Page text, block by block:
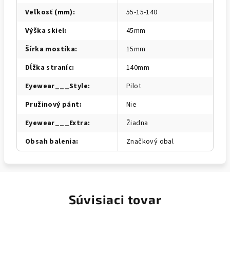
Veľkosť (mm):
55-15-140
Výška skiel:
45mm
Šírka mostíka:
15mm
Dĺžka straníc:
140mm
Eyewear___Style:
Pilot
Pružinový pánt:
Nie
Eyewear___Extra:
Žiadna
Obsah balenia: Značkový obal
Súvisiaci tovar